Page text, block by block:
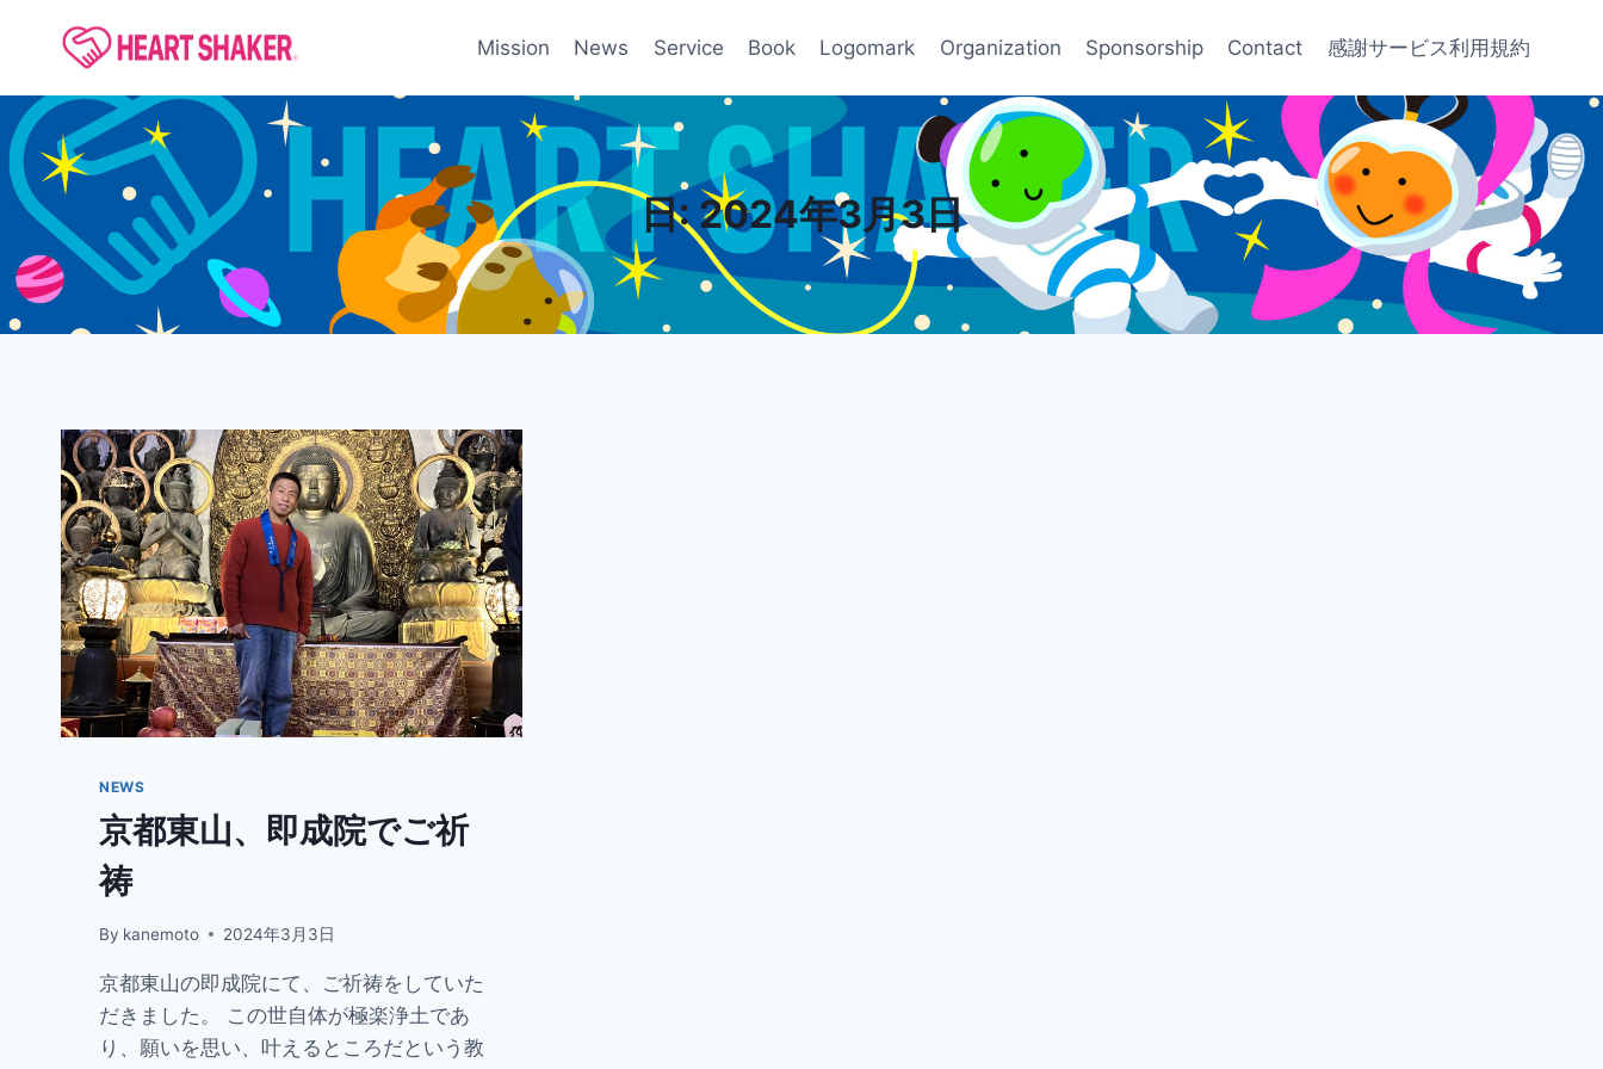
キ
ッ
Mission News Service Book Logomark Organization Sponsorship Contact 感謝サービス利用規約
日: 2024年3月3日
NEWS
京都東山、即成院でご祈
祷
By kanemoto 2024年3月3日
京都東山の即成院にて、ご祈祷をしていた
だきました。 この世自体が極楽浄土であ
り、願いを思い、叶えるところだという教